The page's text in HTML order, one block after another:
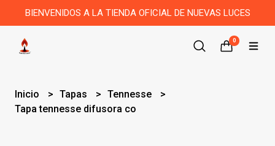
BIENVENIDOS A LA TIENDA OFICIAL DE NUEVAS LUCES
0
Inicio Tapas
Tennesse
Tapa tennesse difusora co